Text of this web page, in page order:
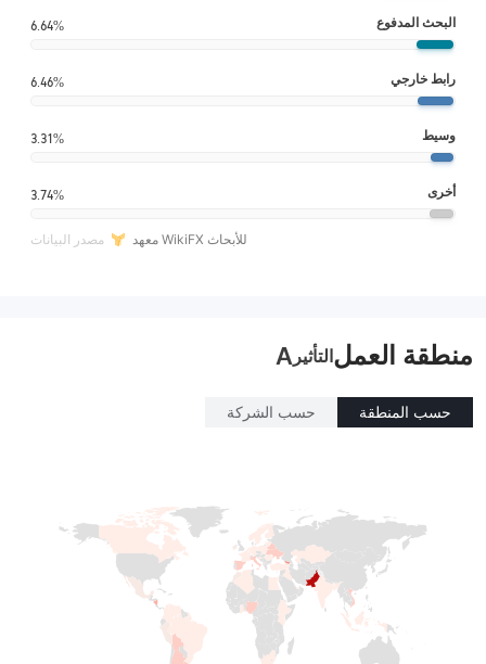
البحث المدفوع 6.64%
رابط خارجي 6.46%
وسيط 3.31%
أخرى 3.74%
مصدر البيانات معهد WikiFX للأبحاث
منطقة العملالتأثير A
حسب المنطقة حسب الشركة